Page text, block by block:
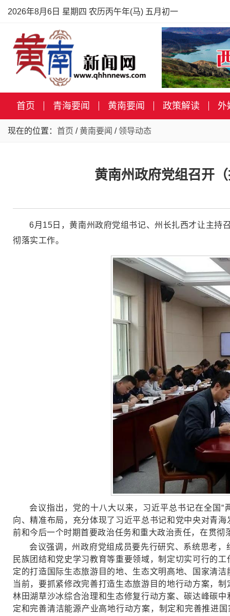
2026年8月6日 星期四 农历丙午年(马) 五月初一
首页 青海要闻 黄南要闻 政策解读 外
现在的位置： 首页 / 黄南要闻 /领导动态
黄南州政府党组召开
6月15日，黄南州政府党组书记、州长扎西才让主持
彻落实工作。
会议指出，党的十八大以来，习近平总书记在全国
向、精准布局，充分体现了习近平总书记和党中央对青
前和今后一个时期首要政治任务和重大政治责任，在贯
会议强调，州政府党组成员要先行研究、系统思考
民族团结和党史学习教育等重要领域，制定切实可行的
定的打造国际生态旅游目的地、生态文明高地、国家清
当前，要抓紧修改完善打造生态旅游目的地行动方案，
林田湖草沙冰综合治理和生态修复行动方案、碳达峰碳
定和完善清洁能源产业高地行动方案，制定和完善推进